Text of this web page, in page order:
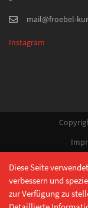
mail@froebel-
Instagram
Diese Seite
verbessern und
zur Verfügung zu